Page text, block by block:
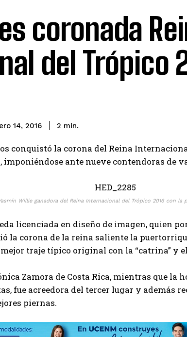
coronada
del Trópico
14, 2016 2 min.
conquistó la corona del Reina
imponiéndose ante nueve contendoras de
Willie ganadora del Reina Internacional del Trópico 2016 con la
licenciada en diseño de imagen, quien
la corona de la reina saliente la
traje típico original con la “catrina” y
Zamora de Costa Rica, mientras que la
fue acreedora del tercer lugar y además
piernas.